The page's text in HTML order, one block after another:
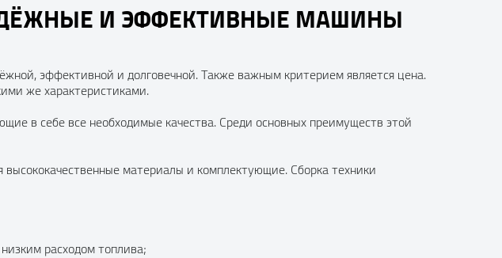
И ЭФФЕКТИВНЫЕ МАШИНЫ
эффективной и долговечной. Также важным критерием является цена.
же характеристиками.
в себе все необходимые качества. Среди основных преимуществ этой
высококачественные материалы и комплектующие. Сборка техники
расходом топлива;